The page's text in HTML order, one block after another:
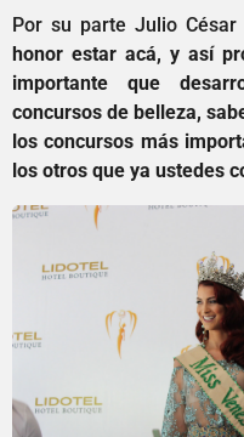
Por su parte Julio César
honor estar acá, y así
importante que
concursos de belleza,
los concursos más
los otros que ya ustedes